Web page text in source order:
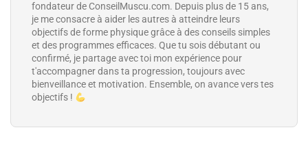
fondateur de ConseilMuscu.com. Depuis plus de 15 ans,
je me consacre à aider les autres à atteindre leurs
objectifs de forme physique grâce à des conseils simples
et des programmes efficaces. Que tu sois débutant ou
confirmé, je partage avec toi mon expérience pour
t'accompagner dans ta progression, toujours avec
bienveillance et motivation. Ensemble, on avance vers tes
objectifs !